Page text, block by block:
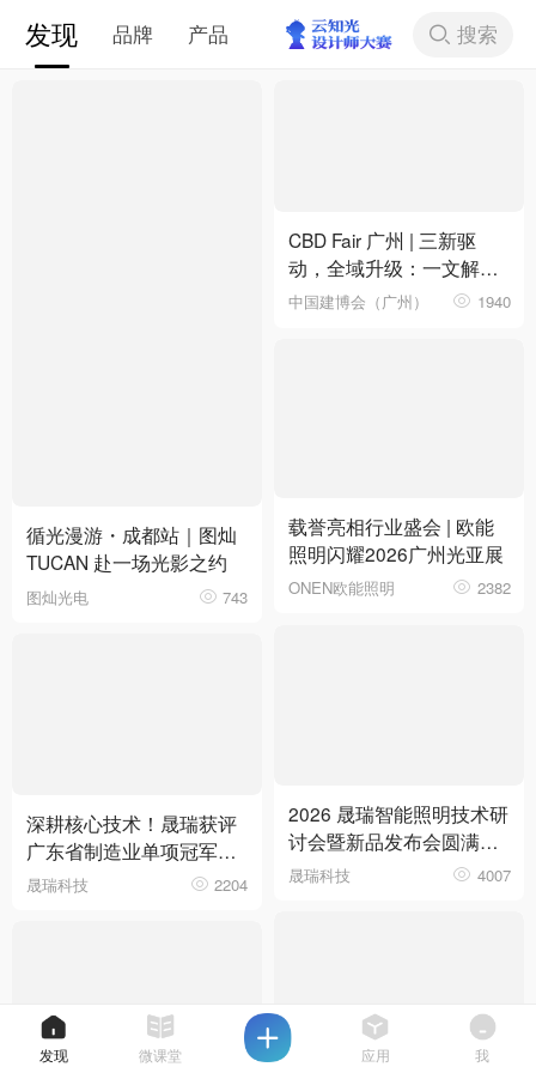
发现 品牌 产品 搜索
下拉刷新
循光漫游・成都站｜图灿
TUCAN 赴一场光影之约
图灿光电 743
深耕核心技术！晟瑞获评
广东省制造业单项冠军企
业
晟瑞科技 2204
CBD Fair 广州 | 三新驱
动，全域升级：一文解锁
第28届中国建博会（广
中国建博会（广州） 1940
载誉亮相行业盛会 | 欧能
照明闪耀2026广州光亚展
ONEN欧能照明 2382
2026 晟瑞智能照明技术研
讨会暨新品发布会圆满落
幕
晟瑞科技 4007
发现 微课堂 应用 我